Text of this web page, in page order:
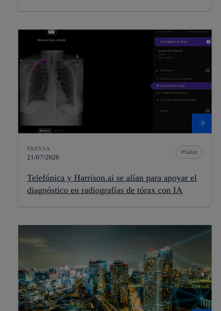
PRENSA
21/07/2026
Salud
Telefónica y Harrison.ai se alían para apoyar el
diagnóstico en radiografías de tórax con IA